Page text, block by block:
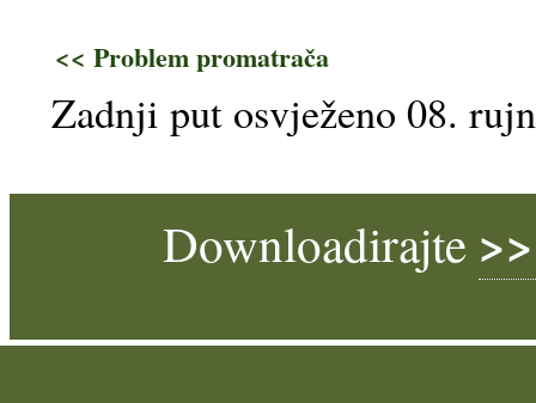
<< Problem promatrača
Zadnji put osvježeno 08.
Downloadirajte